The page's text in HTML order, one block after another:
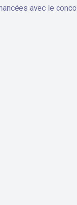
avec le